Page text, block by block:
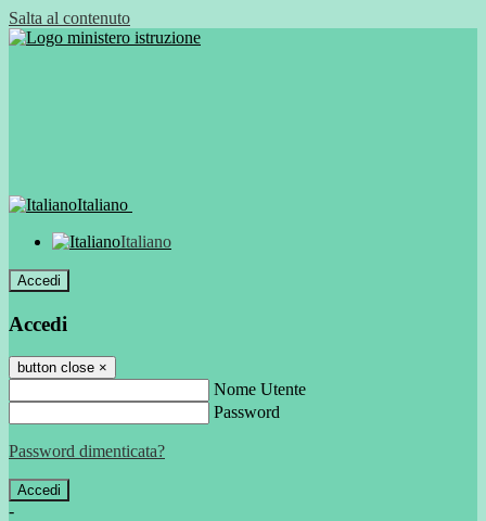
Salta al contenuto
Italiano
Italiano
Accedi
Accedi
button close ×
Nome Utente
Password
Password dimenticata?
-